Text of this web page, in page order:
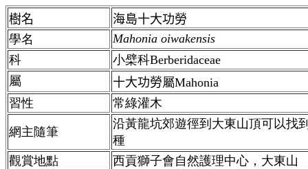
樹名
海島十大功勞
學名
Mahonia oiwakensis
科
小檗科Berberidaceae
屬
十大功勞屬Mahonia
習性
常綠灌木
網主隨筆
沿黃龍坑郊遊徑到大東山頂可以找
種
觀賞地點
西貢獅子會自然護理中心，大東山